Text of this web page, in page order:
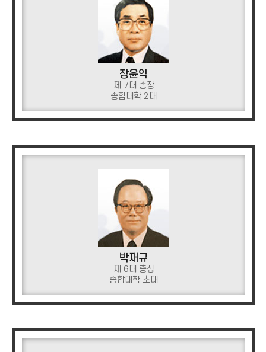
장윤익
제 7대 총장
종합대학 2대
박재규
제 6대 총장
종합대학 초대